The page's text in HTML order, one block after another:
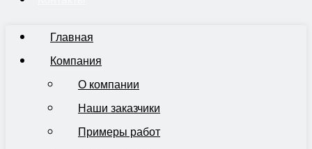
Главная
Компания
О компании
Наши заказчики
Примеры работ